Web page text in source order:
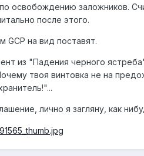
освобождению заложников.
после этого.
GCP на вид поставят.
из "Падения черного
твоя винтовка не на
лично я загляну, как